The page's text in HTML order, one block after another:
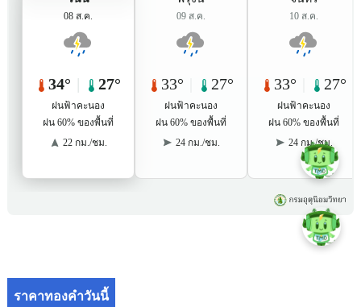
ราคาทองคำวันนี้